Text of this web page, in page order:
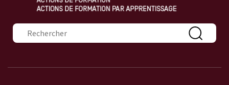
Formulaire de recherche